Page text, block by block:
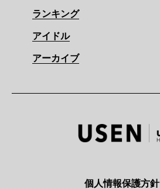
ランキング
アイドル
アーカイブ
個人情報保護方針